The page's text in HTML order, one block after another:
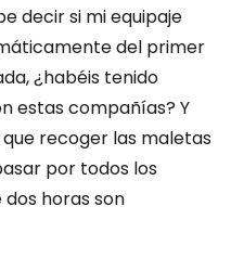
decir si mi equipaje
del primer
¿habéis tenido
estas compañías? Y
recoger las maletas
por todos los
horas son